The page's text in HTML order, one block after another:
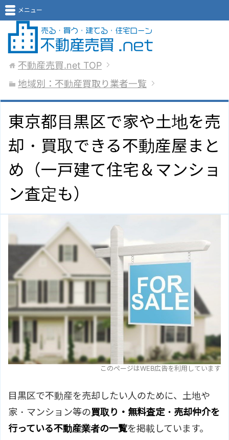
メニュー
不動産売買.net TOP
地域別：不動産買取り業者一覧
東京都目黒区で家や土地を売
却・買取できる不動産屋まと
め（一戸建て住宅＆マンショ
ン査定も）
このページはWEB広告を利用しています
目黒区で不動産を売却したい人のために、土地や
家・マンション等の買取り・無料査定・売却仲介を
行っている不動産業者の一覧を掲載しています。